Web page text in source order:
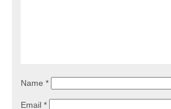
Name *
Email *